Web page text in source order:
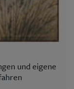
und eigene